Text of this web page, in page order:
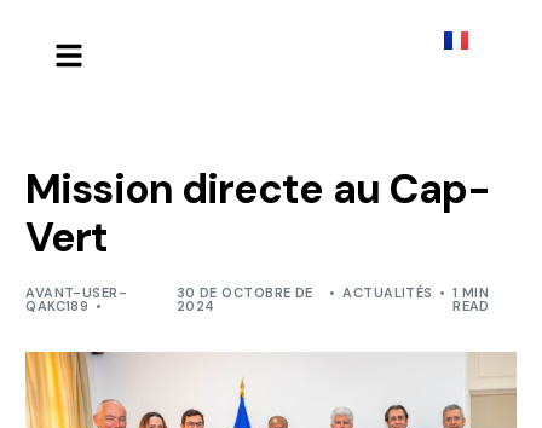
Mission directe au Cap-
Vert
AVANT-USER-
QAKC189
30 DE OCTOBRE DE
2024
ACTUALITÉS 1 MIN
READ